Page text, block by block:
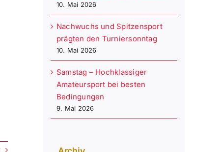
10. Mai 2026
Nachwuchs und Spitzensport
prägten den Turniersonntag
10. Mai 2026
Samstag – Hochklassiger
Amateursport bei besten
Bedingungen
9. Mai 2026